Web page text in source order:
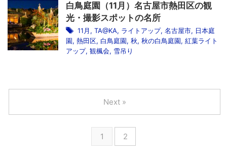
白鳥庭園（11月）名古屋市熱田区の観
光・撮影スポットの名所
11月, TA@KA, ライトアップ, 名古屋市, 日本庭
園, 熱田区, 白鳥庭園, 秋, 秋の白鳥庭園, 紅葉ライト
アップ, 観楓会, 雪吊り
1 2
Next »